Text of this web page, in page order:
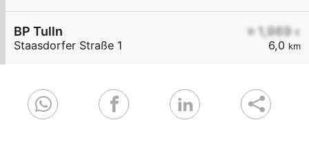
≥ 1,969 €
6,0 km
BP Tulln
Staasdorfer Straße 1